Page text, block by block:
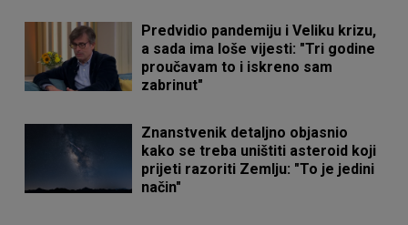
Predvidio pandemiju i Veliku krizu,
a sada ima loše vijesti: "Tri godine
proučavam to i iskreno sam
zabrinut"
Znanstvenik detaljno objasnio
kako se treba uništiti asteroid koji
prijeti razoriti Zemlju: "To je jedini
način"